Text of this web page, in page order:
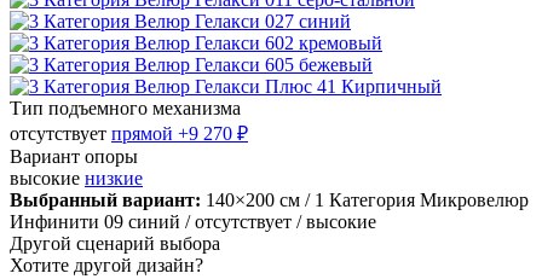
Тип подъемного механизма
отсутствует прямой +9 270 ₽
Вариант опоры
высокие низкие
Выбранный вариант: 140×200 см / 1 Категория Микровелюр
Инфинити 09 синий / отсутствует / высокие
Другой сценарий выбора
Хотите другой дизайн?